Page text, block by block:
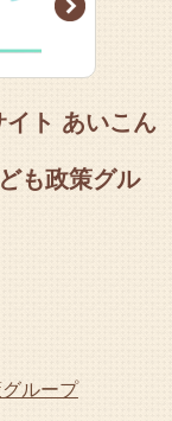
イト あいこん
も政策グル
ループ